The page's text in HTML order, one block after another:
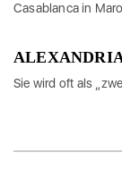
Casablanca in
Sie wird oft als